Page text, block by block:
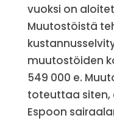
vuoksi on
Muutostöistä
muutostöiden
549 000 e.
toteuttaa siten,
Espoon